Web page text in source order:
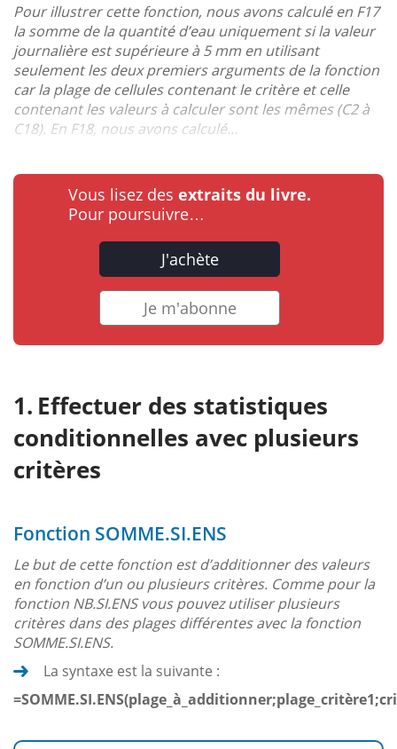
Pour illustrer cette fonction, nous avons calculé en F17
la somme de la quantité d’eau uniquement si la valeur
journalière est supérieure à 5 mm en utilisant
seulement les deux premiers arguments de la fonction
car la plage de cellules contenant le critère et celle
contenant les valeurs à calculer sont les mêmes (C2 à
C18). En F18, nous avons calculé...
Vous lisez des extraits du livre.
Pour poursuivre…
J'achète
Je m'abonne
Effectuer des statistiques
conditionnelles avec plusieurs
critères
Fonction SOMME.SI.ENS
Le but de cette fonction est d’additionner des valeurs
en fonction d’un ou plusieurs critères. Comme pour la
fonction NB.SI.ENS vous pouvez utiliser plusieurs
critères dans des plages différentes avec la fonction
SOMME.SI.ENS.
La syntaxe est la suivante :